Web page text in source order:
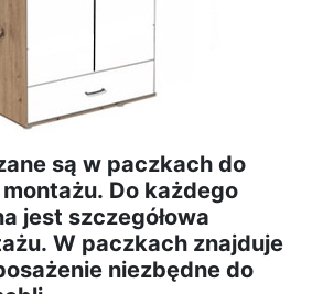
są w paczkach do
Do każdego
jest szczegółowa
W paczkach znajduje
niezbędne do